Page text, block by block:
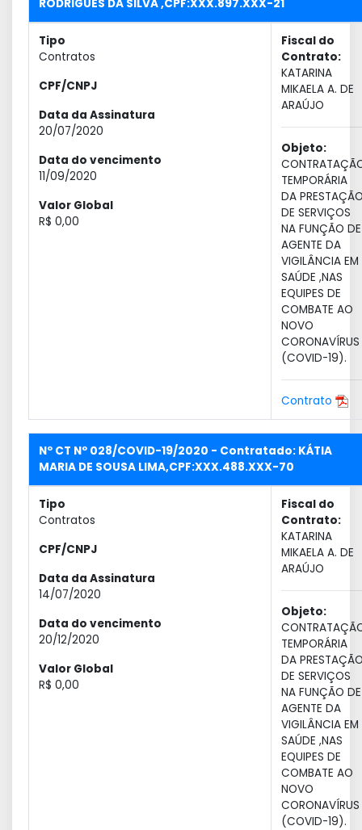
RODRIGUES DA SILVA ,CPF:XXX.897.XXX-21
Tipo
Contratos
CPF/CNPJ
Data da Assinatura
20/07/2020
Data do vencimento
11/09/2020
Valor Global
R$ 0,00
Fiscal do
Contrato:
KATARINA
MIKAELA A. DE
ARAÚJO
Objeto:
TEMPORÁRIA
DA
DE SERVIÇOS
NA FUNÇÃO DE
AGENTE DA
VIGILÂNCIA EM
SAÚDE ,NAS
EQUIPES DE
COMBATE AO
NOVO
CORONAVÍRUS
(COVID-19).
Contrato
Nº CT Nº 028/COVID-19/2020 - Contratado: KÁTIA
MARIA DE SOUSA LIMA,CPF:XXX.488.XXX-70
Tipo
Contratos
CPF/CNPJ
Data da Assinatura
14/07/2020
Data do vencimento
20/12/2020
Valor Global
R$ 0,00
Fiscal do
Contrato:
KATARINA
MIKAELA A. DE
ARAÚJO
Objeto:
TEMPORÁRIA
DA
DE SERVIÇOS
NA FUNÇÃO DE
AGENTE DA
VIGILÂNCIA EM
SAÚDE ,NAS
EQUIPES DE
COMBATE AO
NOVO
CORONAVÍRUS
(COVID-19).